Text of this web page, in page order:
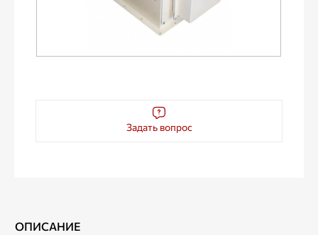
Задать вопрос
ОПИСАНИЕ